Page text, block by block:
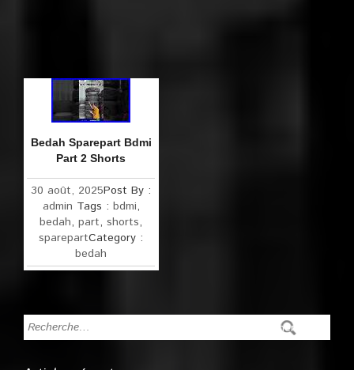
Bedah Sparepart Bdmi
Part 2 Shorts
30 août, 2025Post By :
admin Tags : bdmi,
bedah,part,shorts,
sparepartCategory :
bedah